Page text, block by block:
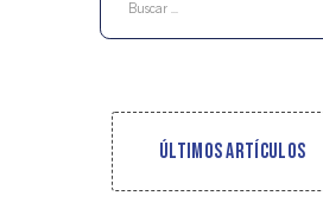
Últimos artículos